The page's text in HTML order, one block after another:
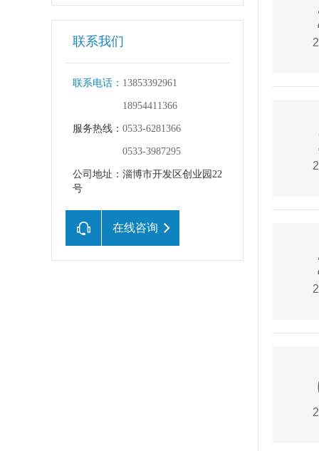
联系我们
联系电话： 13853392961
18954411366
服务热线： 0533-6281366
0533-3987295
公司地址：淄博市开发区创业园22
号
在线咨询